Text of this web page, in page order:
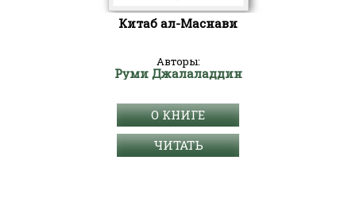
Китаб ал-Маснави
Авторы:
Руми Джалаладдин
О КНИГЕ
ЧИТАТЬ